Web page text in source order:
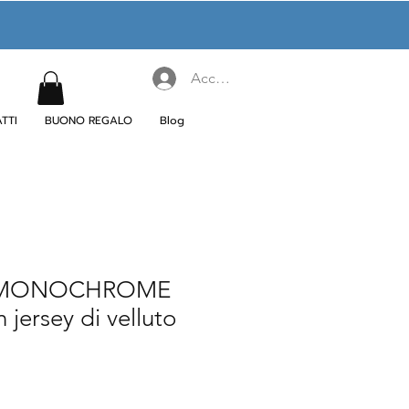
Accedi
BUONO REGALO Blog
jersey di velluto